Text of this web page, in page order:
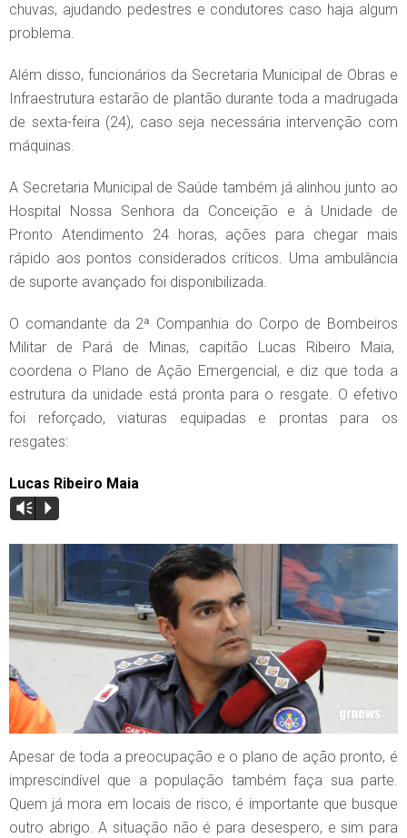
chuvas, ajudando pedestres e condutores caso haja algum
problema.
Além disso, funcionários da Secretaria Municipal de Obras e
Infraestrutura estarão de plantão durante toda a madrugada
de sexta-feira (24), caso seja necessária intervenção com
máquinas.
A Secretaria Municipal de Saúde também já alinhou junto ao
Hospital Nossa Senhora da Conceição e à Unidade de
Pronto Atendimento 24 horas, ações para chegar mais
rápido aos pontos considerados críticos. Uma ambulância
de suporte avançado foi disponibilizada.
O comandante da 2ª Companhia do Corpo de Bombeiros
Militar de Pará de Minas, capitão Lucas Ribeiro Maia,
coordena o Plano de Ação Emergencial, e diz que toda a
estrutura da unidade está pronta para o resgate. O efetivo
foi reforçado, viaturas equipadas e prontas para os
resgates:
Lucas Ribeiro Maia
Vm P
Apesar de toda a preocupação e o plano de ação pronto, é
imprescindível que a população também faça sua parte.
Quem já mora em locais de risco, é importante que busque
outro abrigo. A situação não é para desespero, e sim para